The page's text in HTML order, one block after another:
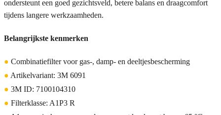
ondersteunt een goed gezichtsveld, betere balans en draagcomfort
tijdens langere werkzaamheden.
Belangrijkste kenmerken
● Combinatiefilter voor gas-, damp- en deeltjesbescherming
● Artikelvariant: 3M 6091
● 3M ID: 7100104310
● Filterklasse: A1P3 R